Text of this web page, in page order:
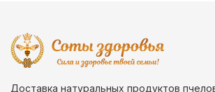
Доставка натуральных продуктов